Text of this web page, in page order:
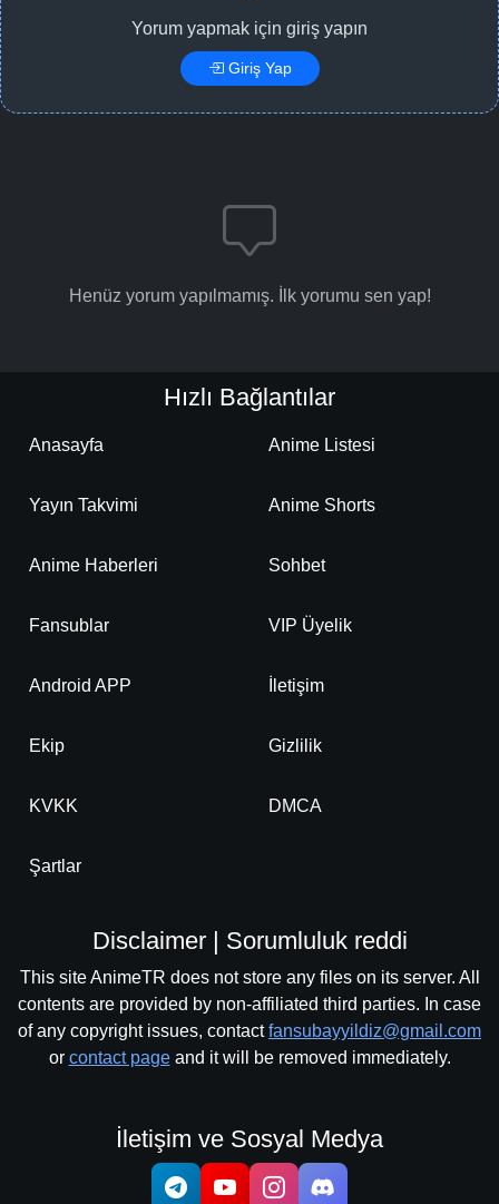
Yorum yapmak için giriş yapın
Giriş Yap
Henüz yorum yapılmamış. İlk yorumu sen yap!
Hızlı Bağlantılar
Anasayfa Anime Listesi
Yayın Takvimi Anime Shorts
Anime Haberleri Sohbet
Fansublar VIP Üyelik
Android APP İletişim
Ekip Gizlilik
KVKK DMCA
Şartlar
Disclaimer | Sorumluluk reddi
This site AnimeTR does not store any files on its server. All
contents are provided by non-affiliated third parties. In case
of any copyright issues, contactfansubayyildiz@gmail.com
or contact pageand it will be removed immediately.
İletişim ve Sosyal Medya